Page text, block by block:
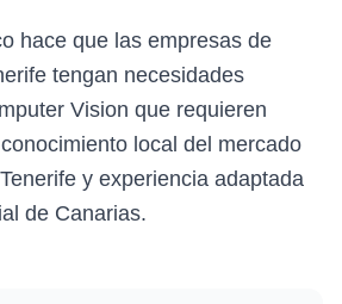
hace que las empresas de
tengan necesidades
Vision que requieren
local del mercado
y experiencia adaptada
de Canarias.